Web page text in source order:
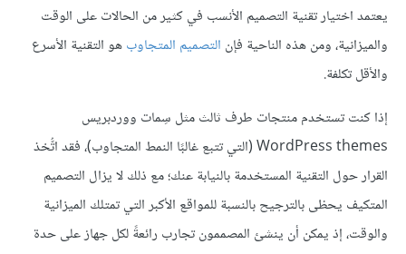
يعتمد اختيار تقنية التصميم الأنسب في كثير من الحالات على الوقت
والميزانية، ومن هذه الناحية فإن التصميم المتجاوبهو التقنية الأسرع
والأقل تكلفة.
إذا كنت تستخدم منتجات طرف ثالث مثل سِمات ووردبريس
WordPress themes (التي تتبع غالبًا النمط المتجاوب)، فقد اتُّخذ
القرار حول التقنية المستخدمة بالنيابة عنك؛ مع ذلك لا يزال التصميم
المتكيف يحظى بالترجيح بالنسبة للمواقع الأكبر التي تمتلك الميزانية
والوقت، إذ يمكن أن ينشئ المصممون تجارب رائعةً لكل جهاز على حدة